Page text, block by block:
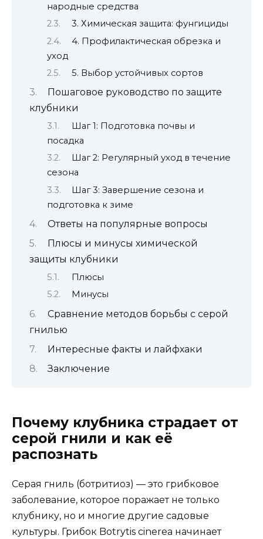
народные средства
3. Химическая защита: фунгициды
4. Профилактическая обрезка и
уход
5. Выбор устойчивых сортов
Пошаговое руководство по защите
клубники
Шаг 1: Подготовка почвы и
посадка
Шаг 2: Регулярный уход в течение
сезона
Шаг 3: Завершение сезона и
подготовка к зиме
Ответы на популярные вопросы
Плюсы и минусы химической
защиты клубники
Плюсы
Минусы
Сравнение методов борьбы с серой
гнилью
Интересные факты и лайфхаки
Заключение
Почему клубника страдает от
серой гнили и как её
распознать
Серая гниль (ботритиоз) — это грибковое
заболевание, которое поражает не только
клубнику, но и многие другие садовые
культуры. Грибок Botrytis cinerea начинает